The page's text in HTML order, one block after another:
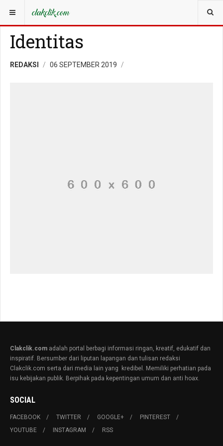
YOU ARE HERE: TOPIC
Identitas
REDAKSI 06 SEPTEMBER 2019
Clakclik.com adalah portal berbagi informasi ringan, kreatif, edukatif dan
inspiratif. Bersumber dari liputan lapangan dan tulisan redaksi
Clakclik.com serta dari media lain yang kredibel. Memiliki perhatian pada
isu kebijakan publik. Berpihak pada kepentingan umum dan anti hoax.
SOCIAL
FACEBOOK TWITTER GOOGLE+
PINTEREST
YOUTUBE
INSTAGRAM RSS